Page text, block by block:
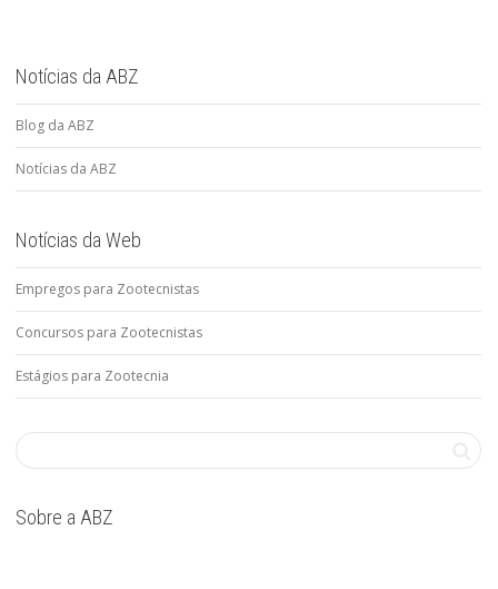
Notícias da ABZ
Blog da ABZ
Notícias da ABZ
Notícias da Web
Empregos para Zootecnistas
Concursos para Zootecnistas
Estágios para Zootecnia
Sobre a ABZ